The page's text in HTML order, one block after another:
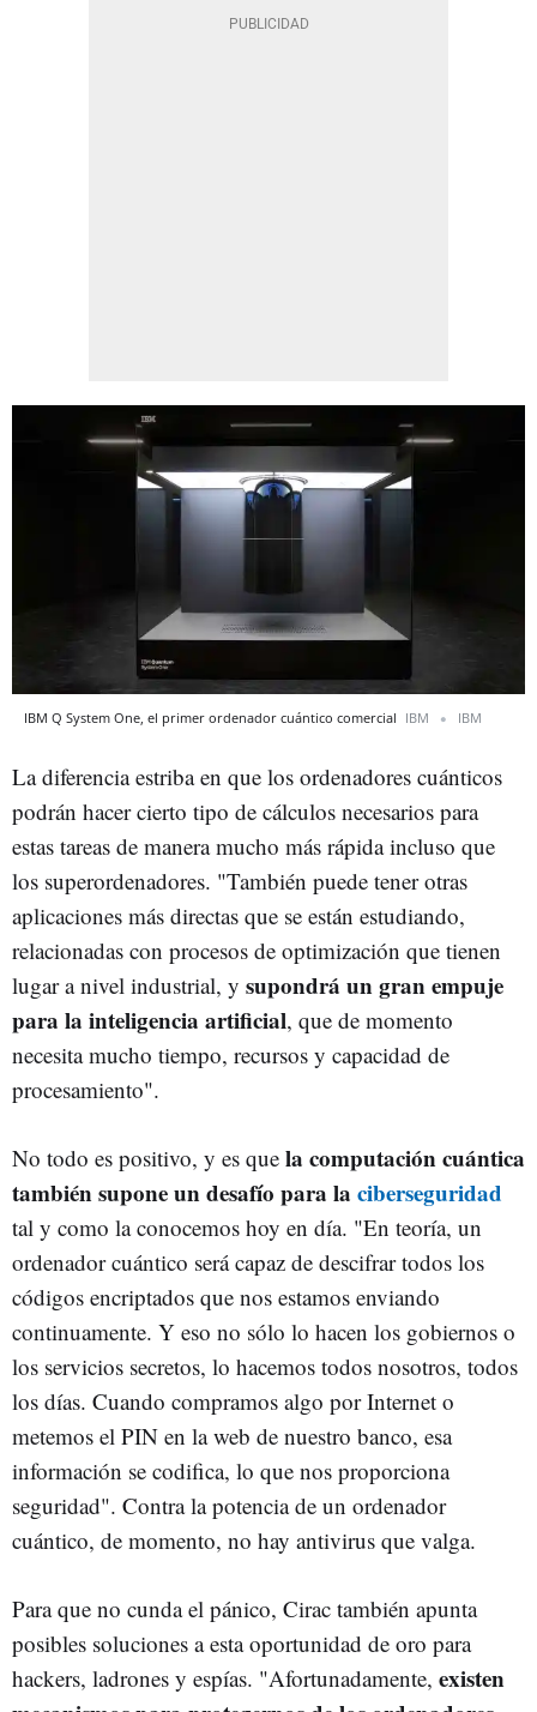
IBM Q System One, el primer ordenador cuántico comercial IBM IBM
La diferencia estriba en que los ordenadores cuánticos
podrán hacer cierto tipo de cálculos necesarios para
estas tareas de manera mucho más rápida incluso que
los superordenadores. "También puede tener otras
aplicaciones más directas que se están estudiando,
relacionadas con procesos de optimización que tienen
lugar a nivel industrial, y supondrá un gran empuje
para la inteligencia artificial, que de momento
necesita mucho tiempo, recursos y capacidad de
procesamiento".
No todo es positivo, y es que la computación cuántica
también supone un desafío para la ciberseguridad
tal y como la conocemos hoy en día. "En teoría, un
ordenador cuántico será capaz de descifrar todos los
códigos encriptados que nos estamos enviando
continuamente. Y eso no sólo lo hacen los gobiernos o
los servicios secretos, lo hacemos todos nosotros, todos
los días. Cuando compramos algo por Internet o
metemos el PIN en la web de nuestro banco, esa
información se codifica, lo que nos proporciona
seguridad". Contra la potencia de un ordenador
cuántico, de momento, no hay antivirus que valga.
Para que no cunda el pánico, Cirac también apunta
posibles soluciones a esta oportunidad de oro para
hackers, ladrones y espías. "Afortunadamente, existen